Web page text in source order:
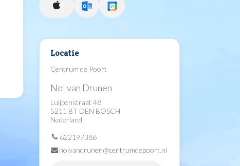
Locatie
Centrum de Poort
Nol van Drunen
Luijbenstraat 48
5211 BT DEN BOSCH
Nederland
622197386
nolvandrunen@centrumdepoort.nl